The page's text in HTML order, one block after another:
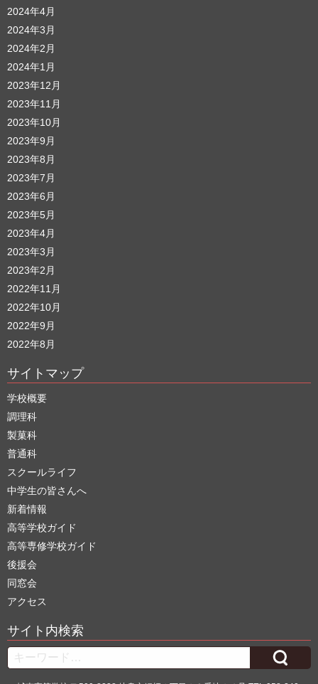
2024年4月
2024年3月
2024年2月
2024年1月
2023年12月
2023年11月
2023年10月
2023年9月
2023年8月
2023年7月
2023年6月
2023年5月
2023年4月
2023年3月
2023年2月
2022年11月
2022年10月
2022年9月
2022年8月
サイトマップ
学校概要
調理科
製菓科
普通科
スクールライフ
中学生の皆さんへ
新着情報
高等学校ガイド
高等専修学校ガイド
後援会
同窓会
アクセス
サイト内検索
Search